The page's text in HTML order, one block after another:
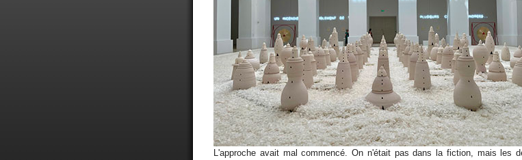
L'approche avait mal commencé. On n'était pas dans la fiction, mais les